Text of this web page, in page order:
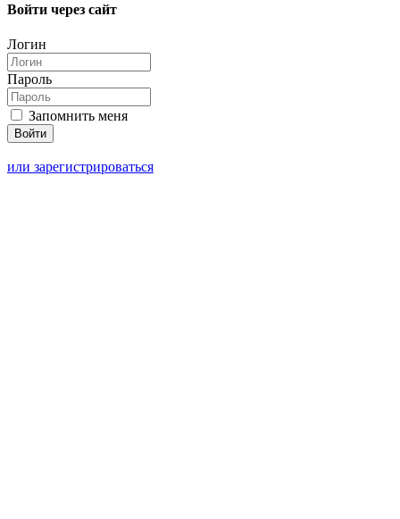
Войти через сайт
Логин
Пароль
Запомнить меня
или зарегистрироваться